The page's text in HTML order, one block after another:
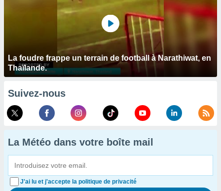
La foudre frappe un terrain de football à Narathiwat, en
Thaïlande.
Suivez-nous
La Météo dans votre boîte mail
J'ai lu et j'accepte la politique de privacité